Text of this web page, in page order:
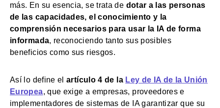
más. En su esencia, se trata de dotar a las personas
de las capacidades, el conocimiento y la
comprensión necesarios para usar la IA de forma
informada, reconociendo tanto sus posibles
beneficios como sus riesgos.
Así lo define elartículo 4 de la Ley de IA de la Unión
Europea, que exige a empresas, proveedores e
implementadores de sistemas de IA garantizar que su